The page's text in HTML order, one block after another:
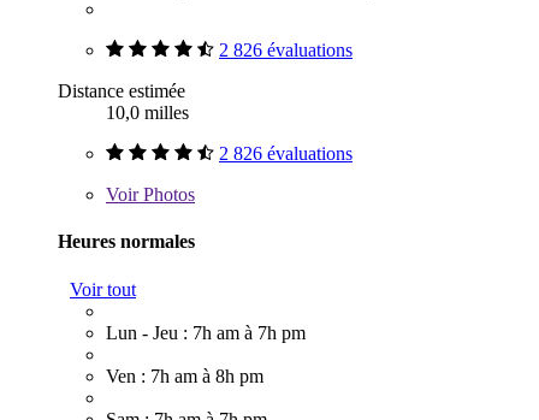
2 826 évaluations
Distance estimée
10,0 milles
2 826 évaluations
VoirPhotos
Heures normales
Voir tout
Lun - Jeu : 7h am à 7h pm
Ven : 7h am à 8h pm